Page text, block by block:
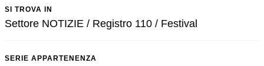
SI TROVA IN
Settore NOTIZIE / Registro 110 / Festival
SERIE APPARTENENZA